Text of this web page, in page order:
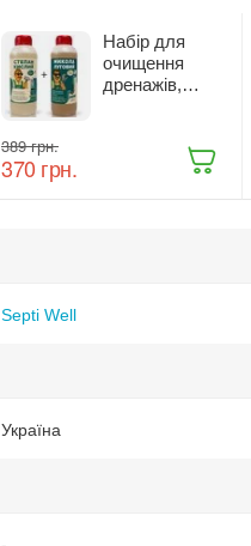
Набір для
очищення
дренажів,
труб Septi Well
‍389‍ грн.
‍370‍ грн.
Septi Well
Україна